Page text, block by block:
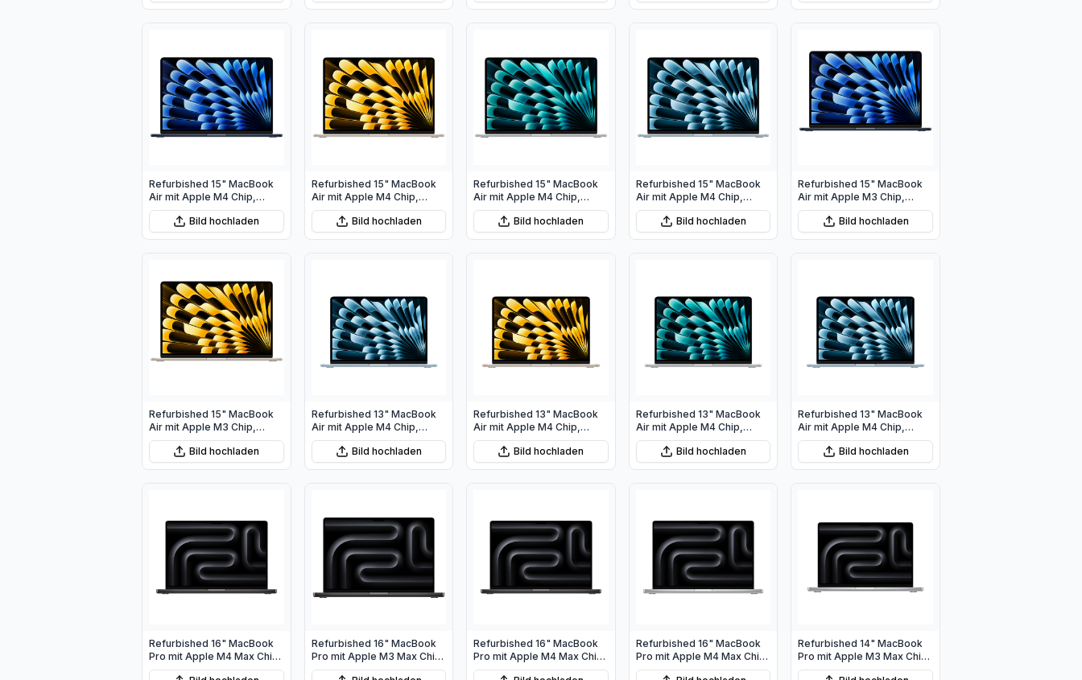
Refurbished 15" MacBook
Air mit Apple M4 Chip,
10‑Core CPU und 10‑Core
GPU - Mitternacht
Bild hochladen
Refurbished 15" MacBook
Air mit Apple M4 Chip,
10‑Core CPU und 10‑Core
GPU - Polarstern
Bild hochladen
Refurbished 15" MacBook
Air mit Apple M4 Chip,
10‑Core CPU und 10‑Core
GPU - SilberBild hochladen
Refurbished 15" MacBook
Air mit Apple M4 Chip,
10‑Core CPU und 10‑Core
GPU - Himmelblau
Bild hochladen
Refurbished 15" MacBook
Air mit Apple M3 Chip,
8‑Core CPU und 10‑Core
GPU - Mitternacht
Bild hochladen
Refurbished 15" MacBook
Air mit Apple M3 Chip,
8‑Core CPU und 10‑Core
GPU - Polarstern
Bild hochladen
Refurbished 13" MacBook
Air mit Apple M4 Chip,
10‑Core CPU und 10‑Core
GPU - Himmelblau
Bild hochladen
Refurbished 13" MacBook
Air mit Apple M4 Chip,
10‑Core CPU und 8‑Core
GPU - Polarstern
Bild hochladen
Refurbished 13" MacBook
Air mit Apple M4 Chip,
10‑Core CPU und 8‑Core
GPU - SilberBild hochladen
Refurbished 13" MacBook
Air mit Apple M4 Chip,
10‑Core CPU und 8‑Core
GPU - Himmelblau
Bild hochladen
Refurbished 16" MacBook
Pro mit Apple M4 Max Chip,
16‑Core CPU und 40‑Core
Refurbished 16" MacBook
Pro mit Apple M3 Max Chip,
16‑Core CPU und 40‑Core
Refurbished 16" MacBook
Pro mit Apple M4 Max Chip,
16‑Core CPU und 40‑Core
Refurbished 16" MacBook
Pro mit Apple M4 Max Chip
mit 16‑Core CPU und
Refurbished 14" MacBook
Pro mit Apple M3 Max Chip,
16‑Core CPU und 40‑Core